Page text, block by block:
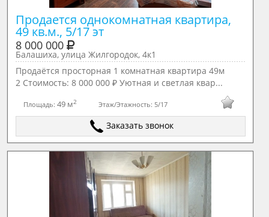
Продается однокомнатная квартира,
49 кв.м., 5/17 эт
8 000 000
Балашиха, улица Жилгородок, 4к1
Продаётся просторная 1 комнатная квартира 49м
2 Стоимость: 8 000 000 ₽ Уютная и светлая квар...
Площадь: 49 м2 Этаж/Этажность: 5/17
Заказать звонок